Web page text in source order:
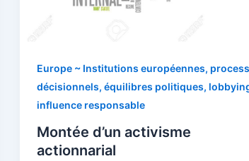
Europe ~ Institutions européennes,
décisionnels, équilibres politiques,
influence responsable
Montée d’un activisme
actionnarial